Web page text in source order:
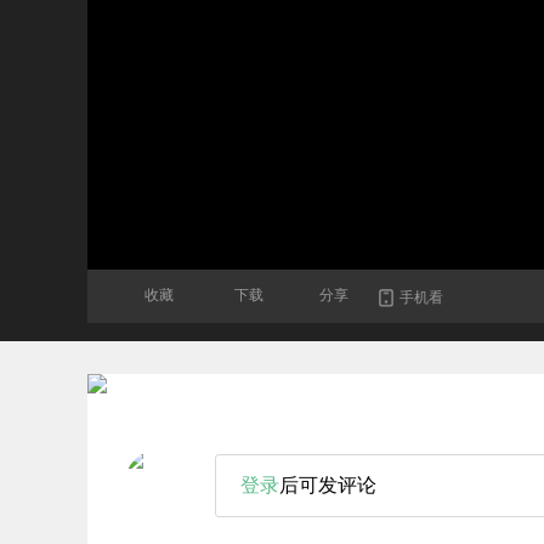
收藏 下载 分享 手机看
登录后可发评论